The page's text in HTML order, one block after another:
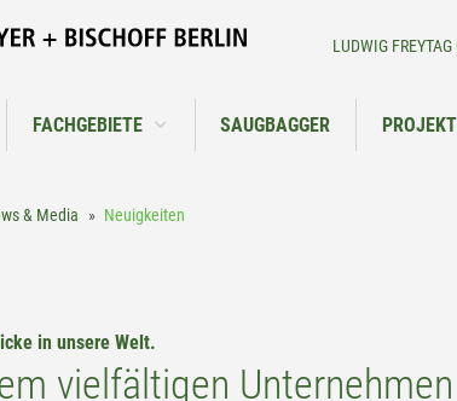
LUDWIG
FACHGEBIETE SAUGBAGGER
& Media Neuigkeiten
in unsere Welt.
vielfältigen